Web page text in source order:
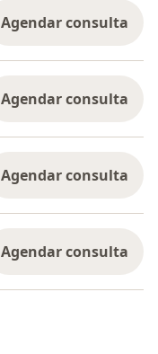
Agendar consulta
Agendar consulta
Agendar consulta
Agendar consulta